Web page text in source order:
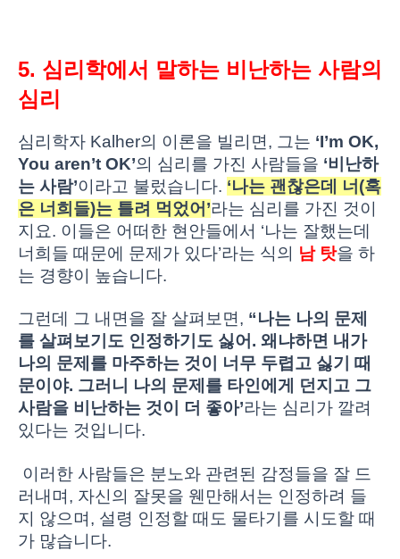
5. 심리학에서 말하는 비난하는 사람의
심리
심리학자 Kalher의 이론을 빌리면, 그는 ‘I’m OK,
You aren’t OK’의 심리를 가진 사람들을 ‘비난하
는 사람’이라고 불렀습니다. ‘나는 괜찮은데 너(혹
은 너희들)는 틀려 먹었어’라는 심리를 가진 것이
지요. 이들은 어떠한 현안들에서 ‘나는 잘했는데
너희들 때문에 문제가 있다’라는 식의 남 탓을 하
는 경향이 높습니다.
그런데 그 내면을 잘 살펴보면, “나는 나의 문제
를 살펴보기도 인정하기도 싫어. 왜냐하면 내가
나의 문제를 마주하는 것이 너무 두렵고 싫기 때
문이야. 그러니 나의 문제를 타인에게 던지고 그
사람을 비난하는 것이 더 좋아’라는 심리가 깔려
있다는 것입니다.
이러한 사람들은 분노와 관련된 감정들을 잘 드
러내며, 자신의 잘못을 웬만해서는 인정하려 들
지 않으며, 설령 인정할 때도 물타기를 시도할 때
가 많습니다.